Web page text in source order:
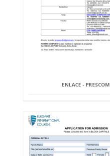
ENLACE - PRESCOM